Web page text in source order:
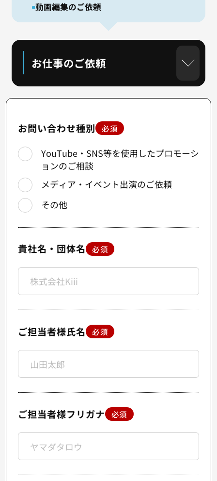
動画編集のご依頼
お仕事のご依頼
お問い合わせ種別 必須
YouTube・SNS等を使用したプロモーシ
ョンのご相談
メディア・イベント出演のご依頼
その他
貴社名・団体名 必須
ご担当者様氏名 必須
ご担当者様フリガナ 必須